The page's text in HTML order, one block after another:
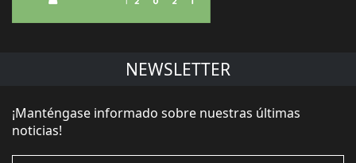
NEWSLETTER
¡Manténgase informado sobre nuestras últimas
noticias!